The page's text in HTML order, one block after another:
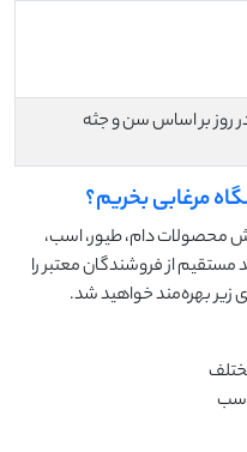
محصولات دام، طیور، اسب،
از فروشندگان معتبر را
زیر بهره‌مند خواهید شد.